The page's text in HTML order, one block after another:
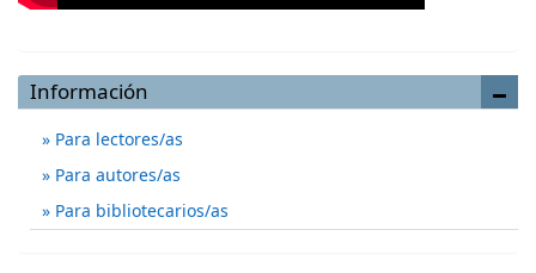
Información
Para lectores/as
Para autores/as
Para bibliotecarios/as